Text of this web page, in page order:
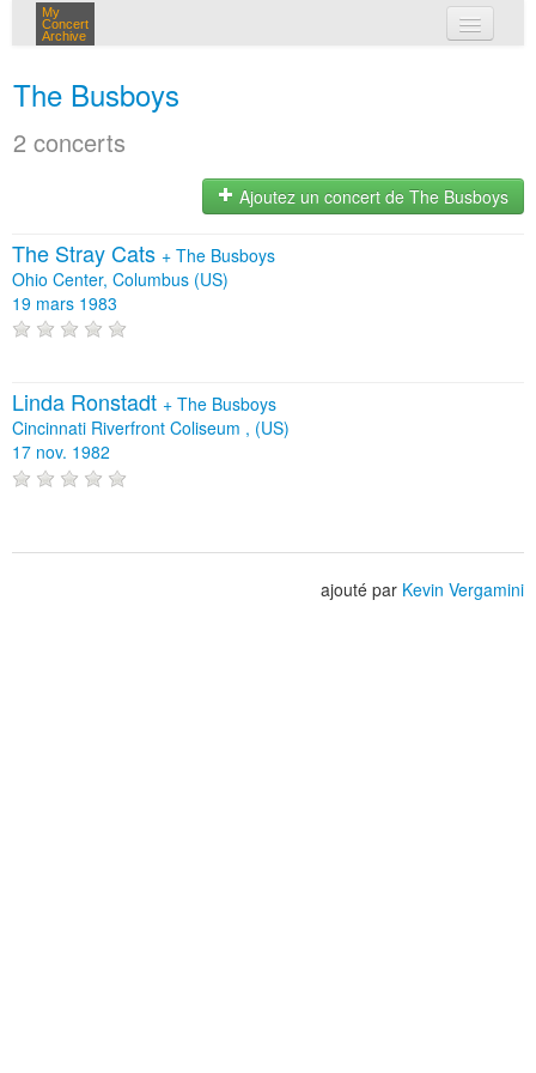
My
Concert
Archive
The Busboys
2 concerts
Ajoutez un concert de The Busboys
The Stray Cats + The Busboys
Ohio Center, Columbus (US)
19 mars 1983
Linda Ronstadt + The Busboys
Cincinnati Riverfront Coliseum , (US)
17 nov. 1982
ajouté par Kevin Vergamini